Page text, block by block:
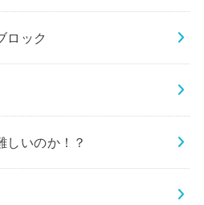
ロック
しいのか！？